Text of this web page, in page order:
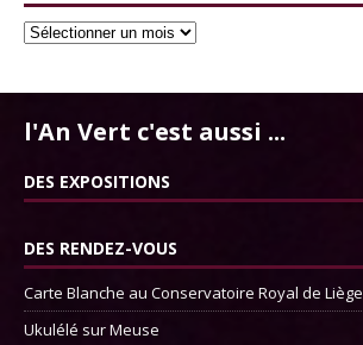
l'An Vert c'est aussi ...
DES EXPOSITIONS
DES RENDEZ-VOUS
Carte Blanche au Conservatoire Royal de Liège
Ukulélé sur Meuse